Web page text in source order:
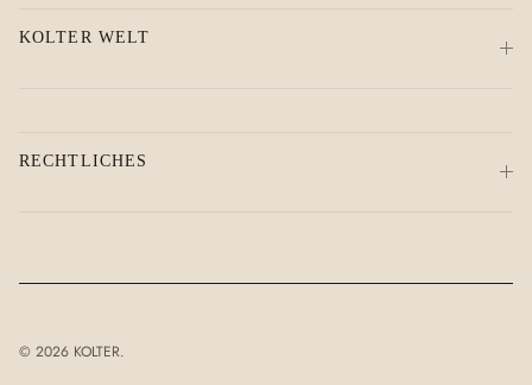
KOLTER WELT
RECHTLICHES
© 2026 KOLTER.